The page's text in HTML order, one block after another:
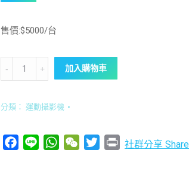
售價:$5000/台
售
ONE
加入購物車
分類： 運動攝影機
Facebook
Line WhatsAppWeChatTwitterPrint
社群分享 Share